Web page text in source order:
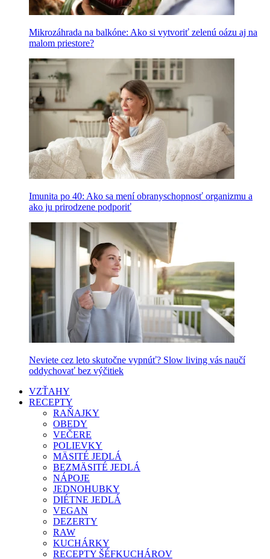
Mikrozáhrada na balkóne: Ako si vytvoriť zelenú oázu aj na
malom priestore?
Imunita po 40: Ako sa mení obranyschopnosť organizmu a
ako ju prirodzene podporiť
Neviete cez leto skutočne vypnúť? Slow living vás naučí
oddychovať bez výčitiek
VZŤAHY
RECEPTY
RAŇAJKY
OBEDY
VEČERE
POLIEVKY
MÄSITÉ JEDLÁ
BEZMÄSITÉ JEDLÁ
NÁPOJE
JEDNOHUBKY
DIÉTNE JEDLÁ
VEGAN
DEZERTY
RAW
KUCHÁRKY
RECEPTY ŠÉFKUCHÁROV